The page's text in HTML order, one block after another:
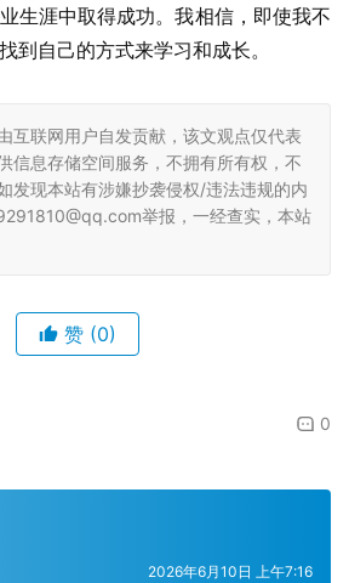
生涯中取得成功。我相信，即使我不
到自己的方式来学习和成长。
互联网用户自发贡献，该文观点仅代表
信息存储空间服务，不拥有所有权，不
发现本站有涉嫌抄袭侵权/违法违规的内
举报，一经查实，本站
赞 (0)
0
2026年6月10日 上午7:16